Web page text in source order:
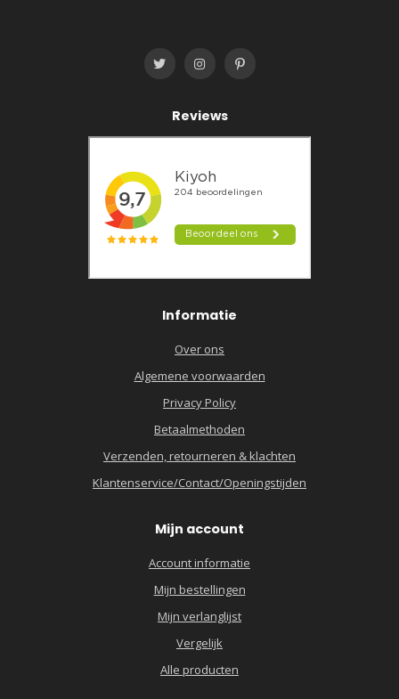
Reviews
Informatie
Over ons
Algemene voorwaarden
Privacy Policy
Betaalmethoden
Verzenden, retourneren & klachten
Klantenservice/Contact/Openingstijden
Mijn account
Account informatie
Mijn bestellingen
Mijn verlanglijst
Vergelijk
Alle producten